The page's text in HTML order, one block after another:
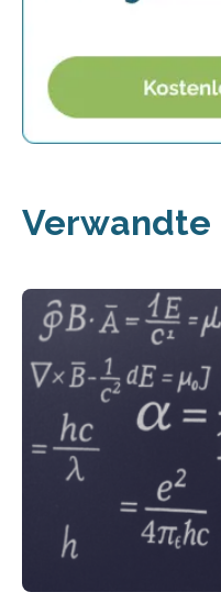
Verwandte